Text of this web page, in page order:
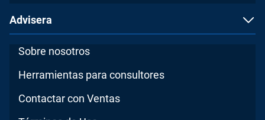
Advisera
Sobre nosotros
Herramientas para consultores
Contactar con Ventas